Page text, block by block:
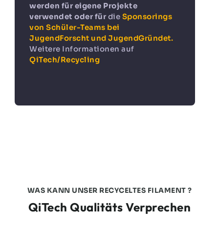
werden für eigene Projekte
verwendet oder fürdie Sponsorings
von Schüler-Teams bei
JugendForscht und JugendGründet.
Weitere Informationen auf
QiTech/Recycling
WAS KANN UNSER RECYCELTES FILAMENT ?
QiTech Qualitäts Verprechen